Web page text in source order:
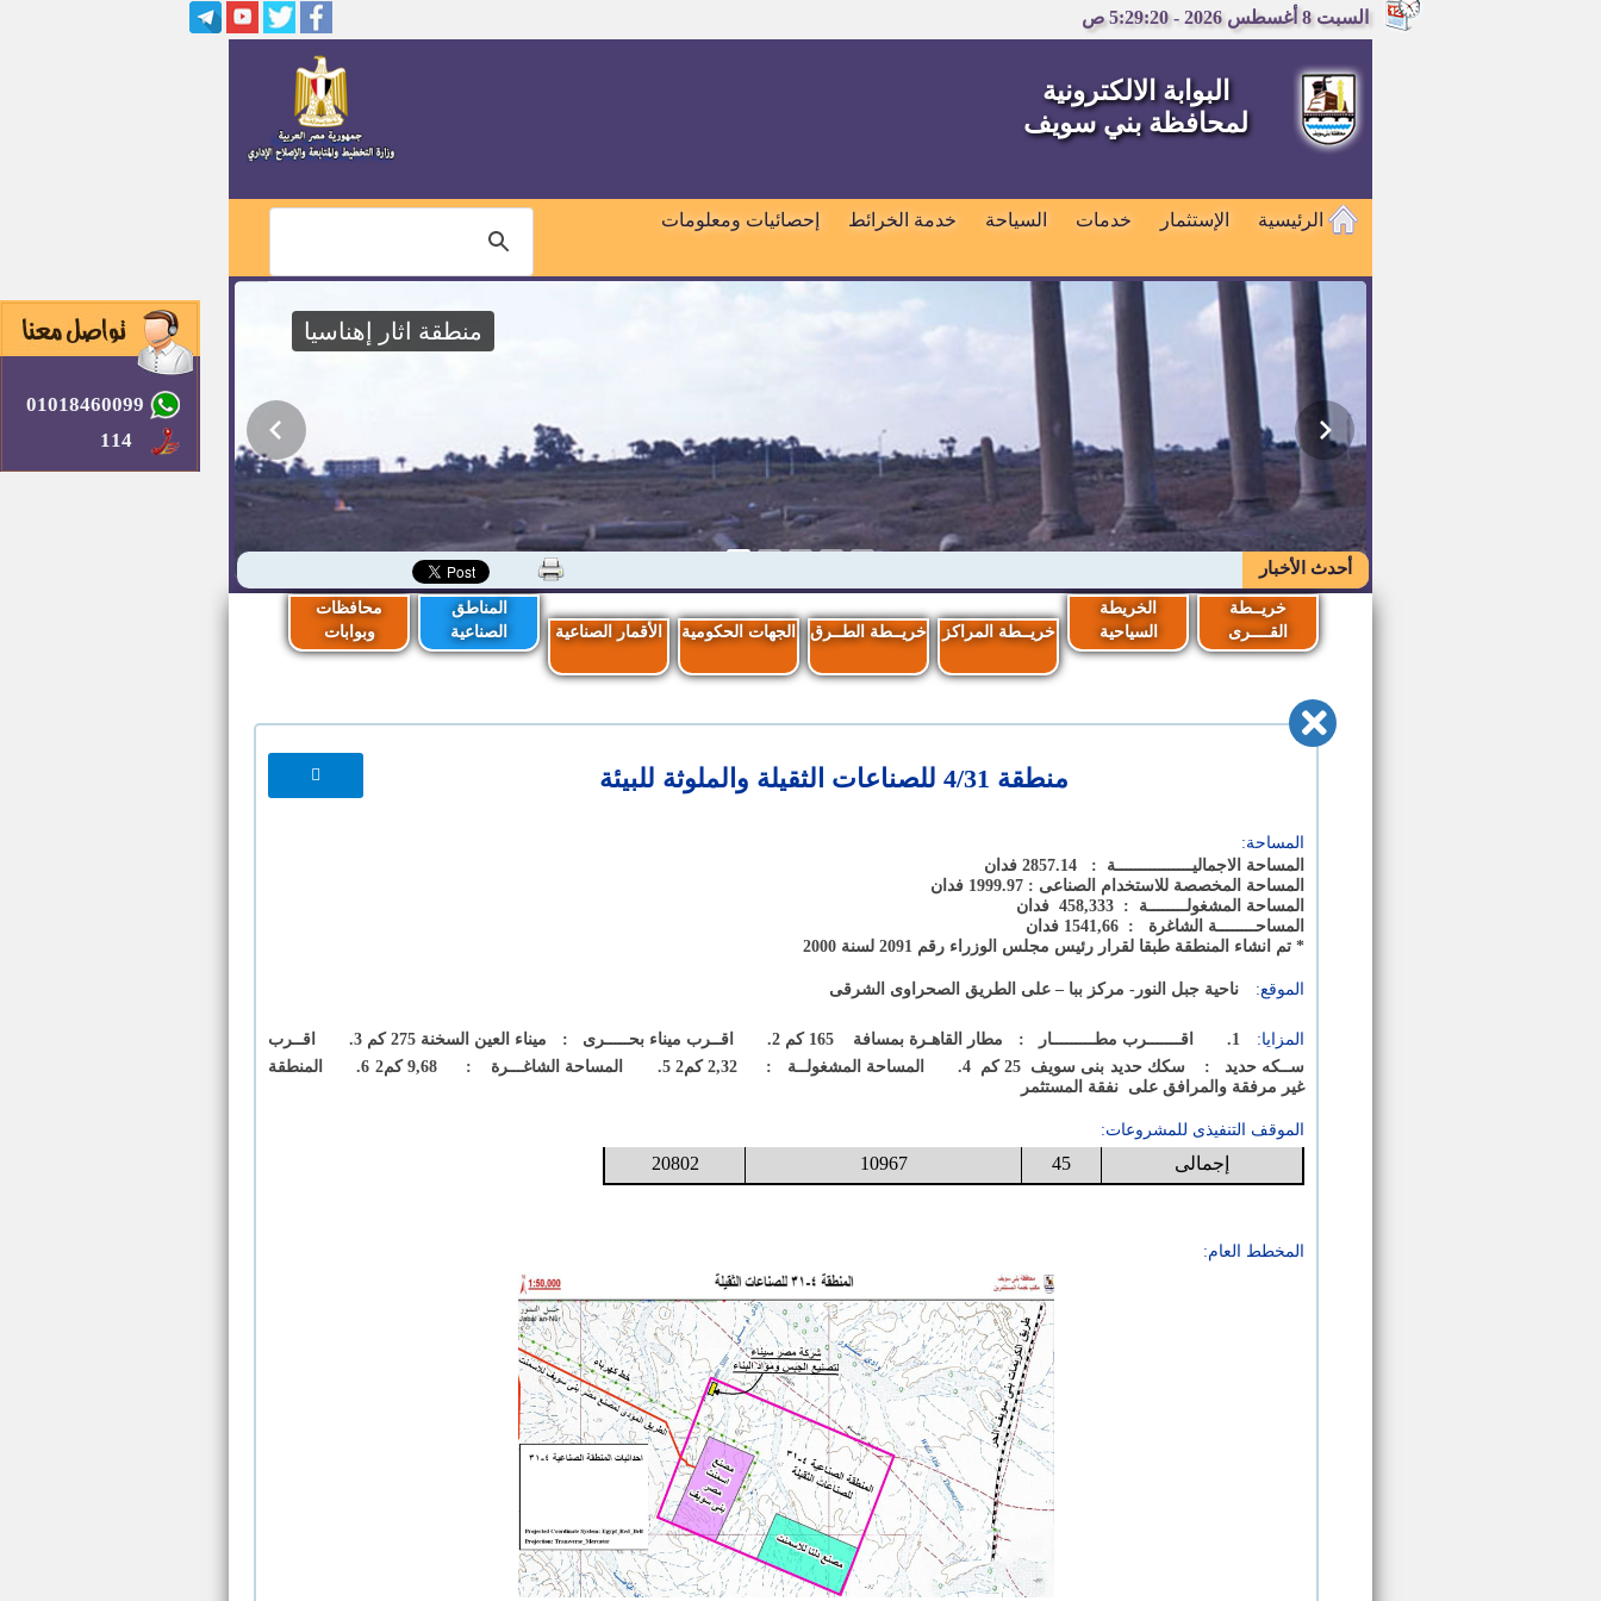
01018460099
114
السبت 8 أغسطس 2026 - 5:29:20 ص
البوابة الالكترونية
لمحافظة بني سويف
الرئيسية الإستثمار خدمات السياحة خدمة الخرائط إحصائيات ومعلومات
منطقة اثار إهناسيا
أحدث الأخبار
خريــطة
القــــرى
الخريطة
السياحية
خريــطة المراكز خريــطة الطــرق الجهات الحكومية الأقمار الصناعية
المناطق
الصناعية
محافظات
وبوابات